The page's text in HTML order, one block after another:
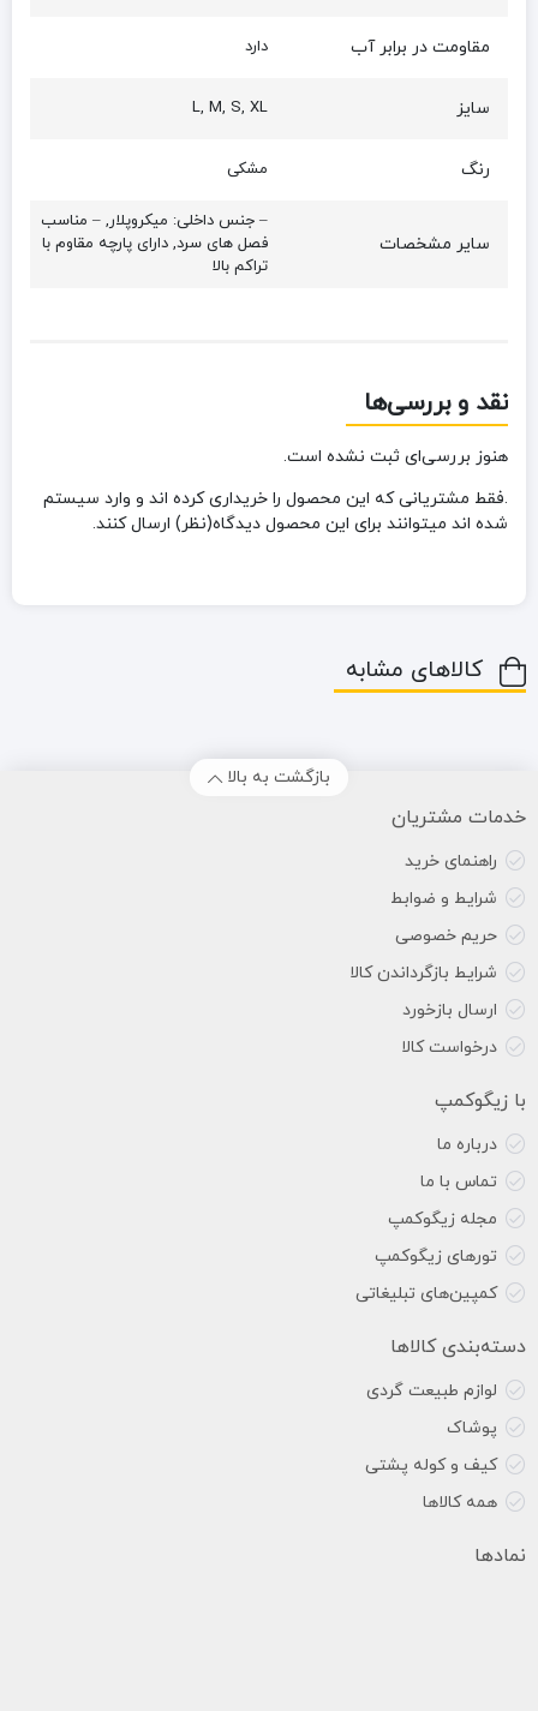
مقاومت در برابر آب دارد
سایز L, M, S, XL
رنگ مشکی
سایر مشخصات
– جنس داخلی: میکروپلار, – مناسب
فصل های سرد, دارای پارچه مقاوم با
تراکم بالا
نقد و بررسی‌ها
هنوز بررسی‌ای ثبت نشده است.
.فقط مشتریانی که این محصول را خریداری کرده اند و وارد سیستم
شده اند میتوانند برای این محصول دیدگاه(نظر) ارسال کنند.
کالاهای مشابه
بازگشت به بالا
خدمات مشتریان
راهنمای خرید
شرایط و ضوابط
حریم خصوصی
شرایط بازگرداندن کالا
ارسال بازخورد
درخواست کالا
با زیگوکمپ
درباره ما
تماس با ما
مجله زیگوکمپ
تورهای زیگوکمپ
کمپین‌های تبلیغاتی
دسته‌بندی کالاها
لوازم طبیعت گردی
پوشاک
کیف و کوله پشتی
همه کالاها
نمادها